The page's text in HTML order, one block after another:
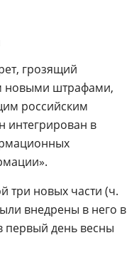
грозящий
новыми штрафами,
российским
интегрирован в
три новых части (ч.
внедрены в него в
первый день весны